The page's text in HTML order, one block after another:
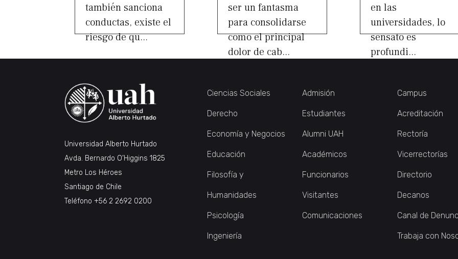
también sanciona
conductas, existe el
riesgo de qu...
ser un fantasma
para consolidarse
como el principal
dolor de cab...
en las
universidades, lo
sensato es
profundi...
Universidad Alberto Hurtado
Avda. Bernardo O’Higgins 1825
Metro Los Héroes
Santiago de Chile
Teléfono +56 2 2692 0200
Ciencias Sociales
Derecho
Economía y Negocios
Educación
Filosofía y
Humanidades
Psicología
Ingeniería
Admisión
Estudiantes
Alumni UAH
Académicos
Funcionarios
Visitantes
Comunicaciones
Campus
Acreditación
Rectoría
Vicerrectorías
Directorio
Decanos
Canal de
Trabaja con